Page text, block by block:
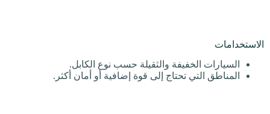
الاستخدامات
السيارات الخفيفة والثقيلة حسب نوع الكابل.
المناطق التي تحتاج إلى قوة إضافية أو أمان أكثر.